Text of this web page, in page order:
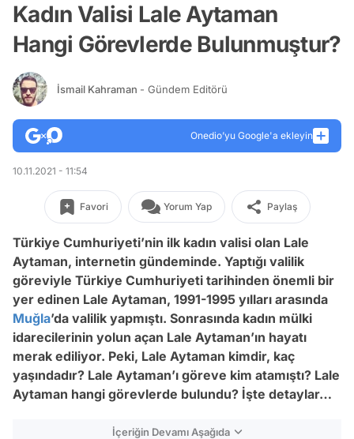
Kadın Valisi Lale Aytaman
Hangi Görevlerde Bulunmuştur?
İsmail Kahraman - Gündem Editörü
Onedio’yu Google'a ekleyin
10.11.2021 - 11:54
Favori Yorum Yap Paylaş
Türkiye Cumhuriyeti’nin ilk kadın valisi olan Lale
Aytaman, internetin gündeminde. Yaptığı valilik
göreviyle Türkiye Cumhuriyeti tarihinden önemli bir
yer edinen Lale Aytaman, 1991-1995 yılları arasında
Muğla’da valilik yapmıştı. Sonrasında kadın mülki
idarecilerinin yolun açan Lale Aytaman’ın hayatı
merak ediliyor. Peki, Lale Aytaman kimdir, kaç
yaşındadır? Lale Aytaman’ı göreve kim atamıştı? Lale
Aytaman hangi görevlerde bulundu? İşte detaylar…
İçeriğin Devamı Aşağıda